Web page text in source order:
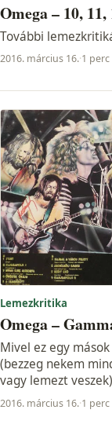
Omega – 10, 11,
További
2016. március 16.·1 perc
Lemezkritika
Omega –
Mivel ez egy
(bezzeg nekem
vagy lemezt
2016. március 16.·1 perc